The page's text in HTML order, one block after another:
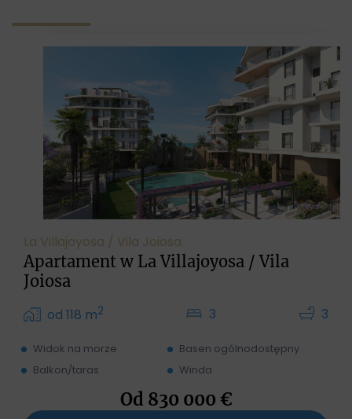
La Villajoyosa / Vila Joiosa
Apartament w La Villajoyosa / Vila
Joiosa
od 118 m2 3 3
Widok na morze
Basen ogólnodostępny
Balkon/taras
Winda
Od 830 000 €